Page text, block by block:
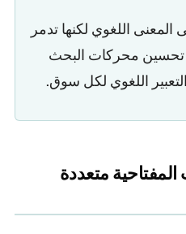
المعنى اللغوي لكنها تدمر
تحسين محركات البحث
اللغوي لكل سوق.
متعددة